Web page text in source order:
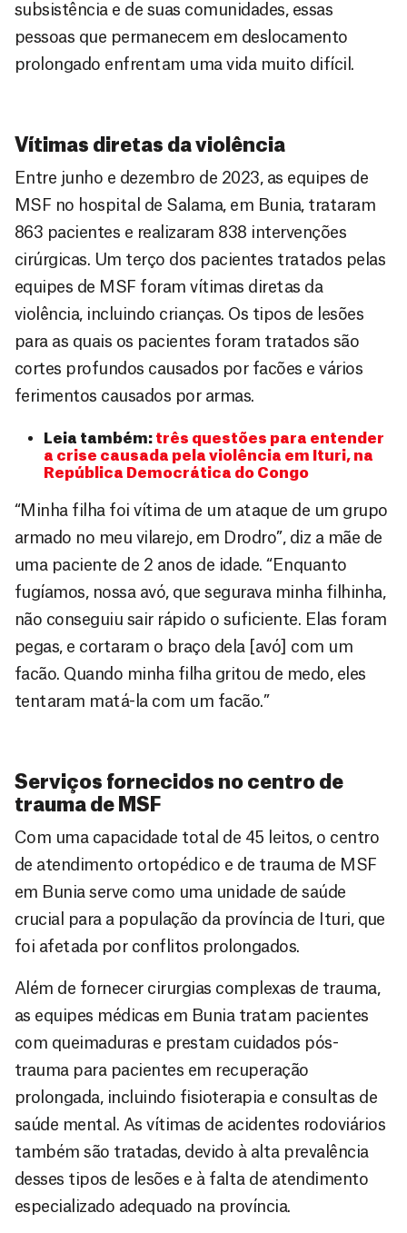
subsistência e de suas comunidades, essas
pessoas que permanecem em deslocamento
prolongado enfrentam uma vida muito difícil.
Vítimas diretas da violência
Entre junho e dezembro de 2023, as equipes de
MSF no hospital de Salama, em Bunia, trataram
863 pacientes e realizaram 838 intervenções
cirúrgicas. Um terço dos pacientes tratados pelas
equipes de MSF foram vítimas diretas da
violência, incluindo crianças. Os tipos de lesões
para as quais os pacientes foram tratados são
cortes profundos causados por facões e vários
ferimentos causados por armas.
Leia também: três questões para entender
a crise causada pela violência em Ituri, na
República Democrática do Congo
“Minha filha foi vítima de um ataque de um grupo
armado no meu vilarejo, em Drodro”, diz a mãe de
uma paciente de 2 anos de idade. “Enquanto
fugíamos, nossa avó, que segurava minha filhinha,
não conseguiu sair rápido o suficiente. Elas foram
pegas, e cortaram o braço dela [avó] com um
facão. Quando minha filha gritou de medo, eles
tentaram matá-la com um facão.”
Serviços fornecidos no centro de
trauma de MSF
Com uma capacidade total de 45 leitos, o centro
de atendimento ortopédico e de trauma de MSF
em Bunia serve como uma unidade de saúde
crucial para a população da província de Ituri, que
foi afetada por conflitos prolongados.
Além de fornecer cirurgias complexas de trauma,
as equipes médicas em Bunia tratam pacientes
com queimaduras e prestam cuidados pós-
trauma para pacientes em recuperação
prolongada, incluindo fisioterapia e consultas de
saúde mental. As vítimas de acidentes rodoviários
também são tratadas, devido à alta prevalência
desses tipos de lesões e à falta de atendimento
especializado adequado na província.